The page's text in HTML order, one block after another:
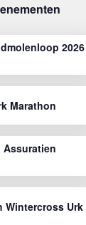
2026
Marathon
Assuratien
Wintercross Urk